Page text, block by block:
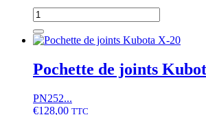
quantité
de
Pochette
joints
Kubota
Pochette de joints
PN252...
€128,00 TTC